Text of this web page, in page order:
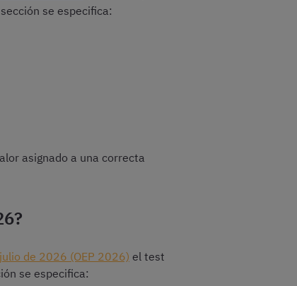
se especifica:
asignado a una correcta
de 2026 (OEP 2026) el test
se especifica: